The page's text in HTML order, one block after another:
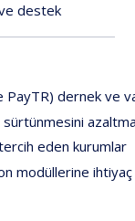
destek
PayTR) dernek ve
sürtünmesini
eden kurumlar
modüllerine ihtiyaç